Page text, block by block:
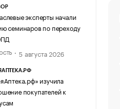
эксперты начали
семинаров по переходу
5 августа 2026
изучила
покупателей к